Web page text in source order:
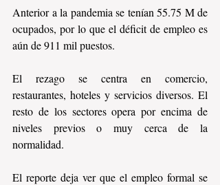
Anterior a la pandemia se tenían 55.75 M de
ocupados, por lo que el déficit de empleo es
aún de 911 mil puestos.
El rezago se centra en comercio,
restaurantes, hoteles y servicios diversos. El
resto de los sectores opera por encima de
niveles previos o muy cerca de la
normalidad.
El reporte deja ver que el empleo formal se